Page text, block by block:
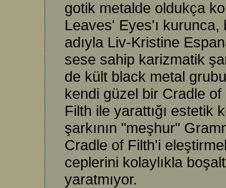
gotik metalde oldukça
Leaves' Eyes'ı kurunca,
adıyla Liv-Kristine
sese sahip karizmatik
de kült black metal
kendi güzel bir Cradle of
Filth ile yarattığı estetik
şarkının "meşhur"
Cradle of Filth'i
ceplerini kolaylıkla
yaratmıyor.